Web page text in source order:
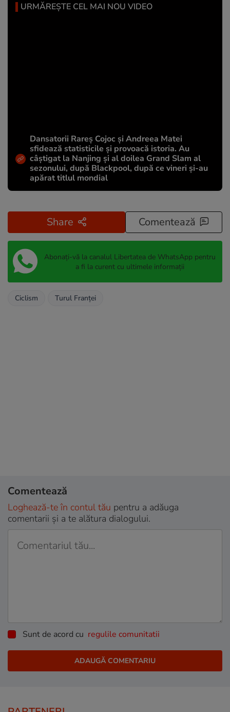
URMĂREȘTE CEL MAI NOU VIDEO
Dansatorii Rareș Cojoc și Andreea Matei
sfidează statisticile și provoacă istoria. Au
câștigat la Nanjing și al doilea Grand Slam al
sezonului, după Blackpool, după ce vineri și-au
apărat titlul mondial
Share Comentează
Abonați-vă la canalul Libertatea de WhatsApp pentru
a fi la curent cu ultimele informații
Ciclism Turul Franţei
Comentează
Loghează-te în contul tău pentru a adăuga
comentarii și a te alătura dialogului.
Sunt de acord cu regulile comunitatii